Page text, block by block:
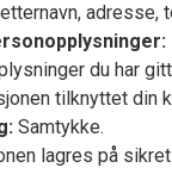
adresse,
du har
tilknyttet din
Samtykke.
lagres på